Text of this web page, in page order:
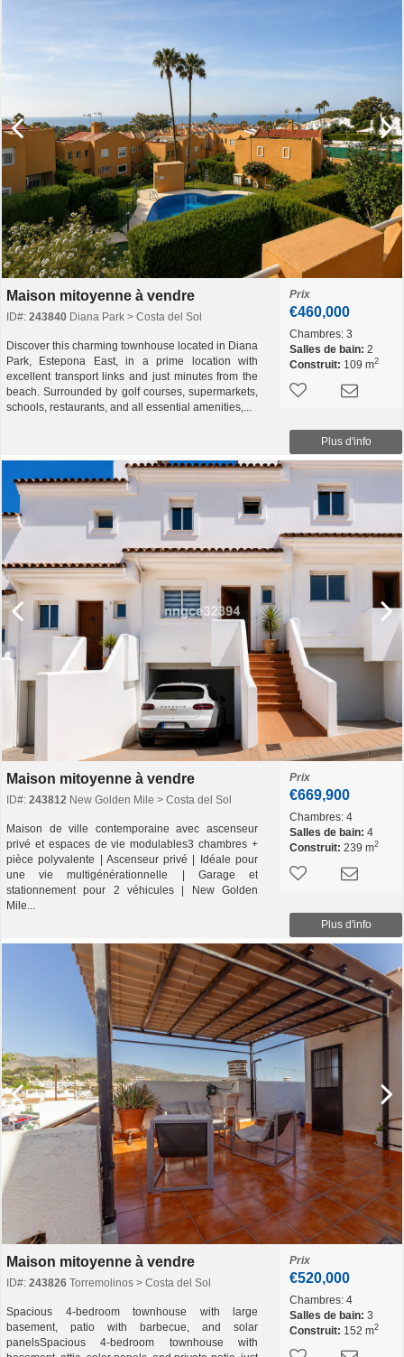
Maison mitoyenne à vendre
ID#: 243840 Diana Park > Costa del Sol
Discover this charming townhouse located in Diana
Park, Estepona East, in a prime location with
excellent transport links and just minutes from the
beach. Surrounded by golf courses, supermarkets,
schools, restaurants, and all essential amenities,...
Prix
€460,000
Chambres: 3
Salles de bain: 2
Construit: 109 m2
Plus d'info
Maison mitoyenne à vendre
ID#: 243812 New Golden Mile > Costa del Sol
Maison de ville contemporaine avec ascenseur
privé et espaces de vie modulables3 chambres +
pièce polyvalente | Ascenseur privé | Idéale pour
une vie multigénérationnelle | Garage et
stationnement pour 2 véhicules | New Golden
Mile...
Prix
€669,900
Chambres: 4
Salles de bain: 4
Construit: 239 m2
Plus d'info
Maison mitoyenne à vendre
ID#: 243826 Torremolinos > Costa del Sol
Spacious 4-bedroom townhouse with large
basement, patio with barbecue, and solar
panelsSpacious 4-bedroom townhouse with
Prix
€520,000
Chambres: 4
Salles de bain: 3
Construit: 152 m2